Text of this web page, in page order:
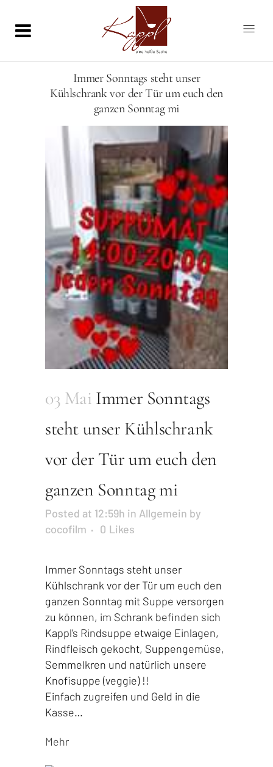
Immer Sonntags steht unser
Kühlschrank vor der Tür um euch den
ganzen Sonntag mi
03 Mai Immer Sonntags
steht unser Kühlschrank
vor der Tür um euch den
ganzen Sonntag mi
Posted at 12:59h in Allgemein by
cocofilm
0 Likes
Immer Sonntags steht unser
Kühlschrank vor der Tür um euch den
ganzen Sonntag mit Suppe versorgen
zu können, im Schrank befinden sich
Kappl’s Rindsuppe etwaige Einlagen,
Rindfleisch gekocht, Suppengemüse,
Semmelkren und natürlich unsere
Knofisuppe (veggie) !!
Einfach zugreifen und Geld in die
Kasse…
Mehr